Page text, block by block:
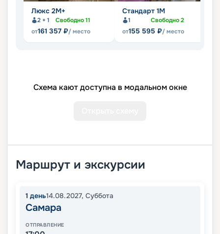
Люкс 2М+
2 + 1 Свободно11
от161 357 ₽/ место
Стандарт 1M
1 Свободно2
от155 595 ₽/ место
Схема кают доступна в модальном окне
Маршрут и экскурсии
1 день14.08.2027, Суббота
Самара
ОТПРАВЛЕНИЕ